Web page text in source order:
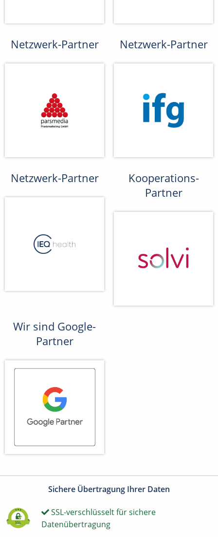
Netzwerk-Partner Netzwerk-Partner
Netzwerk-Partner
Kooperations-
Partner
Wir sind Google-
Partner
Sichere Übertragung Ihrer Daten
SSL-verschlüsselt für sichere
Datenübertragung